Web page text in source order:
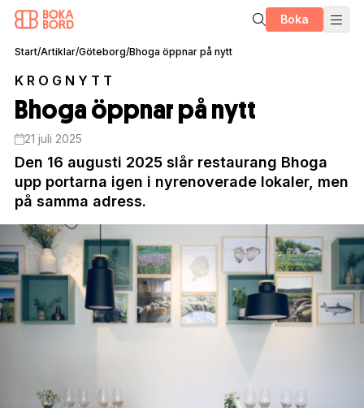
Boka
Start/Artiklar/Göteborg/Bhoga öppnar på nytt
KROGNYTT
Bhoga öppnar på nytt
21 juli 2025
Den 16 augusti 2025 slår restaurang Bhoga
upp portarna igen i nyrenoverade lokaler, men
på samma adress.